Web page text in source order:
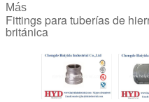
Más
Fittings para tuberías de
británica